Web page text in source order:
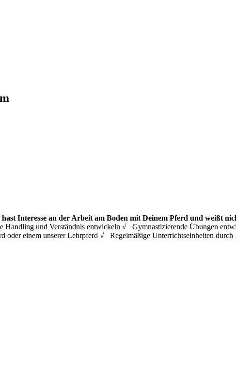
Interesse an der Arbeit am Boden mit Deinem Pferd und weißt
Handling und Verständnis entwickeln √ Gymnastizierende Übungen
einem unserer Lehrpferd √ Regelmäßige Unterrichtseinheiten durch